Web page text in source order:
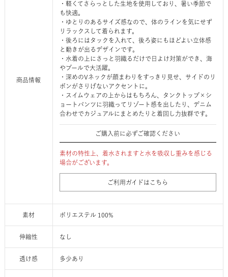
商品情報
・軽くてさらっとした生地を使用しており、暑い季節で
も快適。
・ゆとりのあるサイズ感なので、体のラインを気にせず
リラックスして着られます。
・後ろにはタックを入れて、後ろ姿にもほどよい立体感
と動きが出るデザインです。
・水着の上にさっと羽織るだけで日よけ対策ができ、海
やプールで大活躍。
・深めのVネックが顔まわりをすっきり見せ、サイドのリ
ボンがさりげないアクセントに。
・スイムウェアの上からはもちろん、タンクトップ×シ
ョートパンツに羽織ってリゾート感を出したり、デニム
合わせでカジュアルにまとめたりと着回し力抜群です。
ご購入前に必ずご確認ください
素材の特性上、着水されますと水を吸収し重みを感じる
場合がございます。
ご利用ガイドはこちら
素材 ポリエステル 100%
伸縮性 なし
透け感 多少あり